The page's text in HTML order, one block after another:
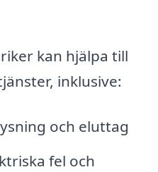
kan hjälpa till
inklusive:
och eluttag
fel och